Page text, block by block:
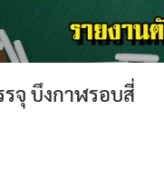
รจุ บึงกาฬรอบสี่